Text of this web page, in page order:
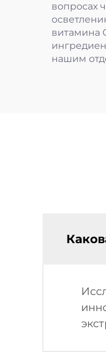
вопросах
витамина
нашим